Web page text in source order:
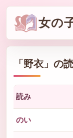
女の
「野衣 」の
読み
のい